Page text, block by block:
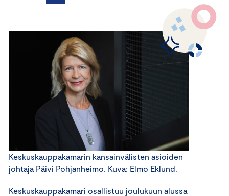
Keskuskauppakamarin kansainvälisten asioiden
johtaja Päivi Pohjanheimo. Kuva: Elmo Eklund.
Keskuskauppakamari osallistuu joulukuun alussa